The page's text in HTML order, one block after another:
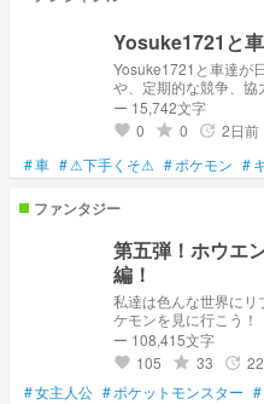
Yosuke1721と
Yosuke1721と車達が
や、定期的な競争、協
Yosuke1721達は、ど
ー 15,742文字
favorite 0 grade 0 update 2日前
#車 #⚠下手くそ⚠ #ポケモン #
ファンタジー
第五弾！ホウエ
編！
私達は色んな世界に
ケモンを見に行こう！
ー 108,415文字
favorite 105 grade 33 update
#女主人公 #ポケットモンスター #